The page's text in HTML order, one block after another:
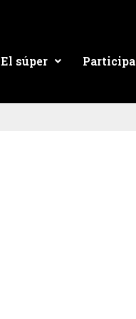
El súper Participa